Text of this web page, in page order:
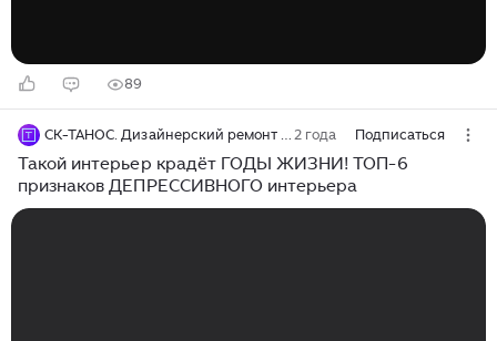
89
СК-ТАНОС. Дизайнерский ремонт квартир 2 года Подписаться
Такой интерьер крадёт ГОДЫ ЖИЗНИ! ТОП-6
признаков ДЕПРЕССИВНОГО интерьера